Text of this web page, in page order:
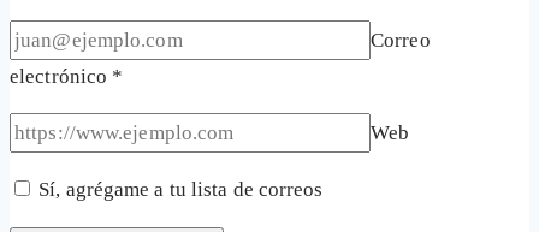
Correo
electrónico *
Web
Sí, agrégame a tu lista de correos